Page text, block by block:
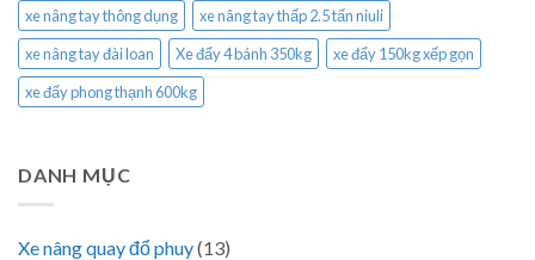
xe nâng tay thông dụng
xe nâng tay thấp 2.5 tấn niuli
xe nâng tay đài loan
Xe đẩy 4 bánh 350kg
xe đẩy 150kg xếp gọn
xe đẩy phong thạnh 600kg
DANH MỤC
Xe nâng quay đổ phuy(13)